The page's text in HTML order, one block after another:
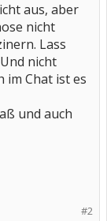
aus, aber
nicht
Lass
nicht
im Chat ist es
und auch
#2